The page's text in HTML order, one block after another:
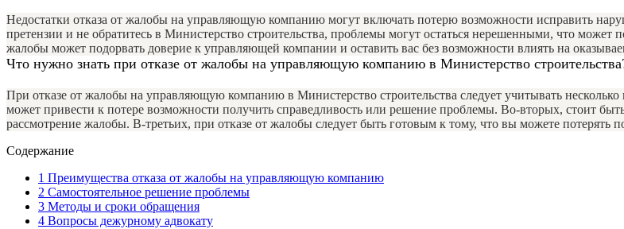
Недостатки отказа от жалобы на управляющую компанию могут включать потерю возможности исправить
претензии и не обратитесь в Министерство строительства, проблемы могут остаться нерешенными, что может
жалобы может подорвать доверие к управляющей компании и оставить вас без возможности влиять на
Что нужно знать при отказе от жалобы на управляющую компанию в Министерство
При отказе от жалобы на управляющую компанию в Министерство строительства следует учитывать
может привести к потере возможности получить справедливость или решение проблемы. Во-вторых, стоит
рассмотрение жалобы. В-третьих, при отказе от жалобы следует быть готовым к тому, что вы можете
Содержание
1 Преимущества отказа от жалобы на управляющую компанию
2 Самостоятельное решение проблемы
3 Методы и сроки обращения
4 Вопросы дежурному адвокату